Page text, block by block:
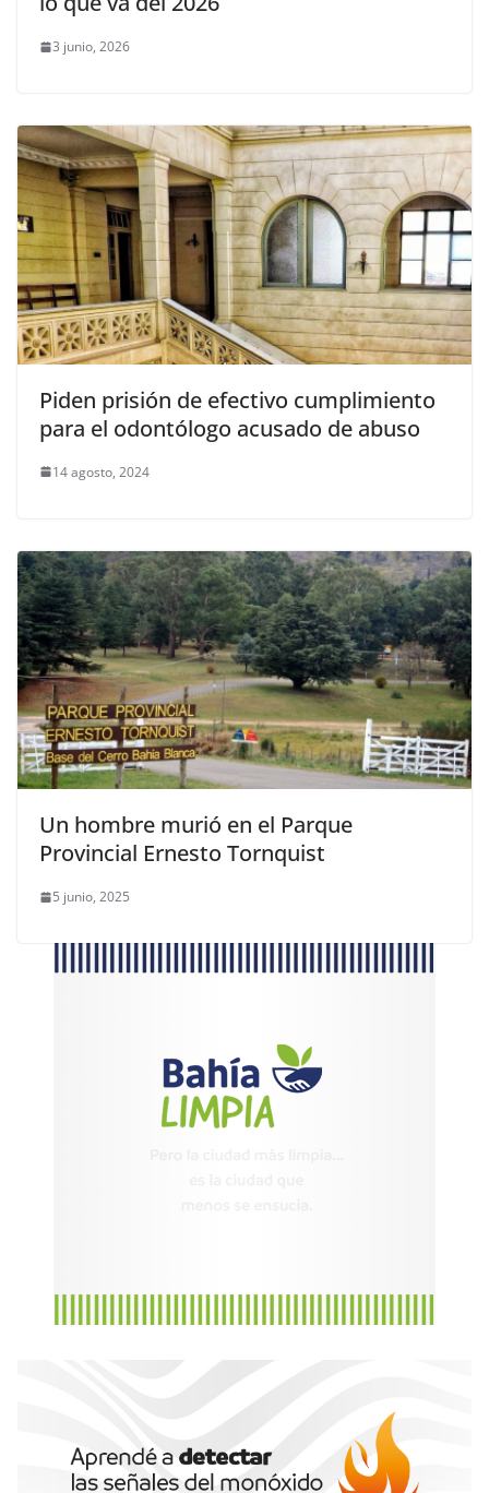
3 junio, 2026
Piden prisión de efectivo cumplimiento
para el odontólogo acusado de abuso
14 agosto, 2024
Un hombre murió en el Parque
Provincial Ernesto Tornquist
5 junio, 2025